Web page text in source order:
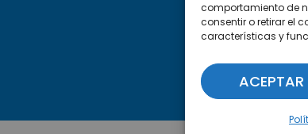
comportamiento de
consentir o retirar el
características y
ACEPTAR